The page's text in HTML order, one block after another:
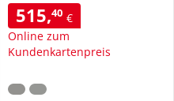
515,40 €
Online zum
Kundenkartenpreis